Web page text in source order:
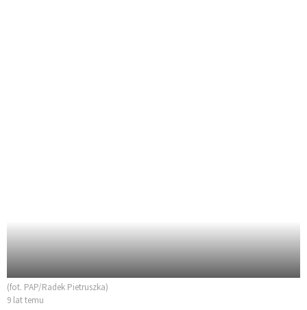
(fot. PAP/Radek Pietruszka)
9 lat temu